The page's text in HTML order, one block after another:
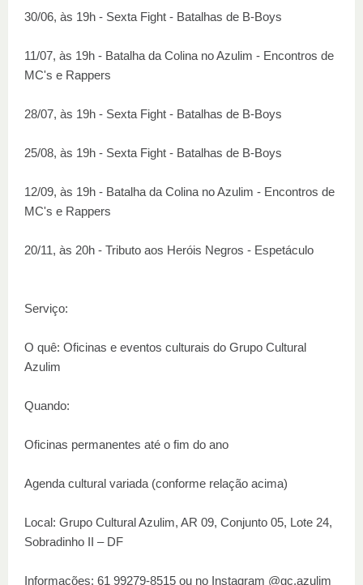
30/06, às 19h - Sexta Fight - Batalhas de B-Boys
11/07, às 19h - Batalha da Colina no Azulim - Encontros de
MC's e Rappers
28/07, às 19h - Sexta Fight - Batalhas de B-Boys
25/08, às 19h - Sexta Fight - Batalhas de B-Boys
12/09, às 19h - Batalha da Colina no Azulim - Encontros de
MC's e Rappers
20/11, às 20h - Tributo aos Heróis Negros - Espetáculo
Serviço:
O quê: Oficinas e eventos culturais do Grupo Cultural
Azulim
Quando:
Oficinas permanentes até o fim do ano
Agenda cultural variada (conforme relação acima)
Local: Grupo Cultural Azulim, AR 09, Conjunto 05, Lote 24,
Sobradinho II – DF
Informações: 61 99279-8515 ou no Instagram @gc.azulim